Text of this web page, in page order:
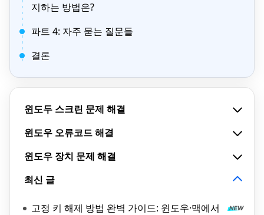
지하는 방법은?
파트 4: 자주 묻는 질문들
결론
윈도두 스크린 문제 해결
윈도우 오류코드 해결
윈도우 장치 문제 해결
최신 글
고정 키 해제 방법 완벽 가이드: 윈도우·맥에서